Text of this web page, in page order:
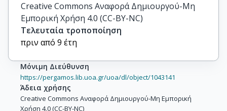
Creative Commons Αναφορά Δημιουργού-Μη
Εμπορική Χρήση 4.0 (CC-BY-NC)
Τελευταία τροποποίηση
πριν από 9 έτη
Μόνιμη Διεύθυνση
https://pergamos.lib.uoa.gr/uoa/dl/object/1043141
Άδεια χρήσης
Creative Commons Αναφορά Δημιουργού-Μη Εμπορική
Χρήση 4.0 (CC-BY-NC)